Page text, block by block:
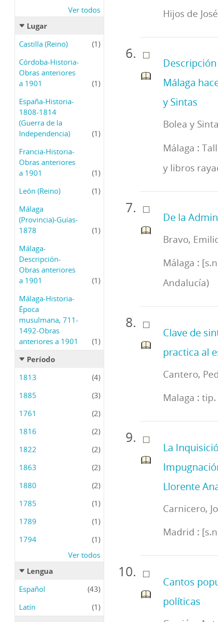
Ver todos
Lugar
Castilla (Reino)
(1)
Córdoba-Historia-
Obras anteriores
a 1901
(1)
España-Historia-
1808-1814
(Guerra de la
Independencia)
(1)
Francia-Historia-
Obras anteriores
a 1901
(1)
León (Reino)
(1)
Málaga
(Provincia)-Guías-
1878
(1)
Málaga-
Descripción-
Obras anteriores
a 1901
(1)
Málaga-Historia-
Época
musulmana, 711-
1492-Obras
anteriores a 1901
(1)
Período
1813
(4)
1885
(3)
1761
(2)
1816
(2)
1822
(2)
1863
(2)
1880
(2)
1785
(1)
1789
(1)
1794
(1)
Ver todos
Lengua
Español
(43)
Latín
(1)
Hijos de
Málaga
y Sintas
Bolea y
Málaga :
y libros
De la
Bravo,
Málaga :
Andalucía)
Clave de
practica al
Cantero,
Malaga :
La
Llorente
Carnicero,
Madrid :
Cantos
políticas